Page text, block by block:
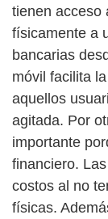
tienen acceso
físicamente a
bancarias
móvil facilita
aquellos
agitada. Por
importante
financiero.
costos al no
físicas.